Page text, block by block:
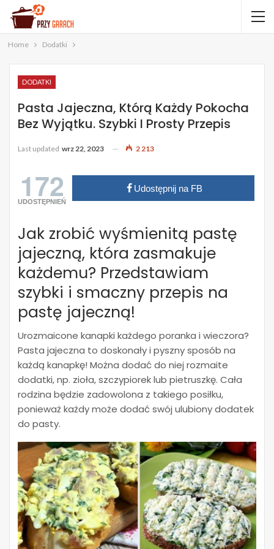
Home Dodatki
DODATKI
Pasta Jajeczna, Którą Każdy Pokocha
Bez Wyjątku. Szybki I Prosty Przepis
Last updated wrz 22, 2023 2 213
172
UDOSTĘPNIEŃ
Udostępnij na FB
Jak zrobić wyśmienitą pastę
jajeczną, która zasmakuje
każdemu? Przedstawiam
szybki i smaczny przepis na
pastę jajeczną!
Urozmaicone kanapki każdego poranka i wieczora?
Pasta jajeczna to doskonały i pyszny sposób na
każdą kanapkę! Można dodać do niej rozmaite
dodatki, np. zioła, szczypiorek lub pietruszkę. Cała
rodzina będzie zadowolona z takiego posiłku,
ponieważ każdy może dodać swój ulubiony dodatek
do pasty.